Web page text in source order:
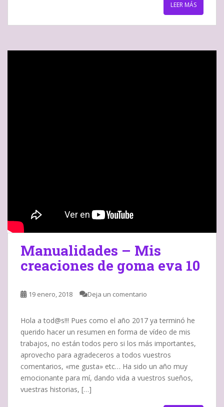
LEER MÁS
Manualidades – Mis
creaciones de goma eva 10
19 enero, 2018 Deja un comentario
Hola a tod@s!!! Pues como el año 2017 ya terminó he
querido hacer un resumen en forma de vídeo de mis
trabajos, no están todos pero si los más importantes,
aprovecho para agradeceros a todos vuestros
comentarios, «me gusta» etc… Ha sido un año muy
emocionante para mí, dando vida a vuestros sueños,
vuestras historias, […]